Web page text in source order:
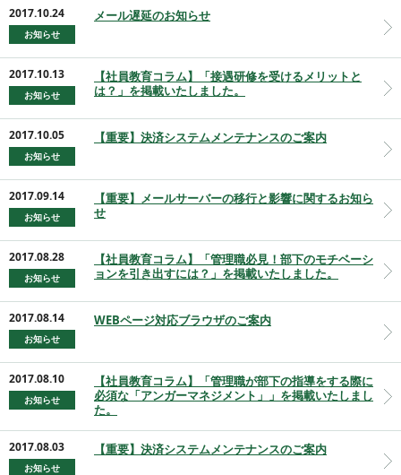
2017.10.24
お知らせ
メール遅延のお知らせ
2017.10.13
お知らせ
【社員教育コラム】「接遇研修を受けるメリットと
は？」を掲載いたしました。
2017.10.05
お知らせ
【重要】決済システムメンテナンスのご案内
2017.09.14
お知らせ
【重要】メールサーバーの移行と影響に関するお知ら
せ
2017.08.28
お知らせ
【社員教育コラム】「管理職必見！部下のモチベーシ
ョンを引き出すには？」を掲載いたしました。
2017.08.14
お知らせ
WEBページ対応ブラウザのご案内
2017.08.10
お知らせ
【社員教育コラム】「管理職が部下の指導をする際に
必須な「アンガーマネジメント」」を掲載いたしまし
た。
2017.08.03
お知らせ
【重要】決済システムメンテナンスのご案内